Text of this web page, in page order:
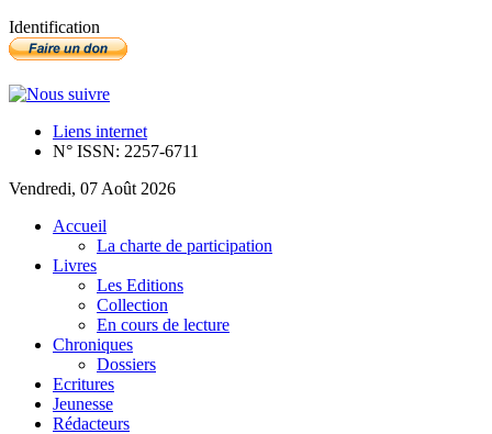
Identification
Liens internet
N° ISSN: 2257-6711
Vendredi, 07 Août 2026
Accueil
La charte de participation
Livres
Les Editions
Collection
En cours de lecture
Chroniques
Dossiers
Ecritures
Jeunesse
Rédacteurs